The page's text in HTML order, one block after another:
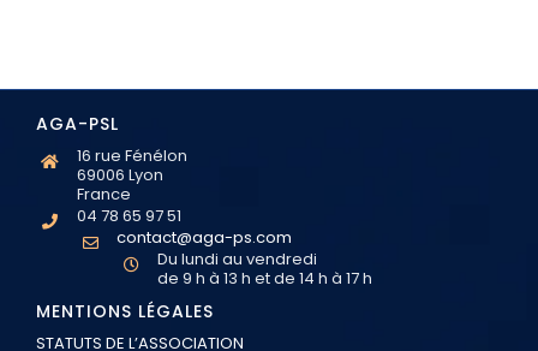
AGA-PSL
16 rue Fénélon
69006 Lyon
France
04 78 65 97 51
contact@aga-ps.com
Du lundi au vendredi
de 9 h à 13 h et de 14 h à 17 h
MENTIONS LÉGALES
STATUTS DE L’ASSOCIATION